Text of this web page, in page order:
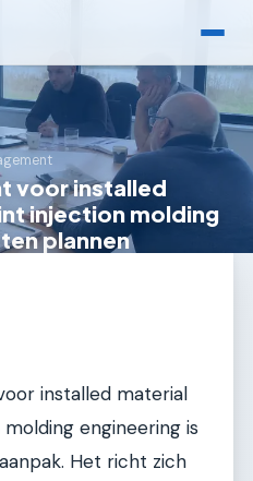
voor installed
injection molding
plannen
installed material
engineering is
Het richt zich